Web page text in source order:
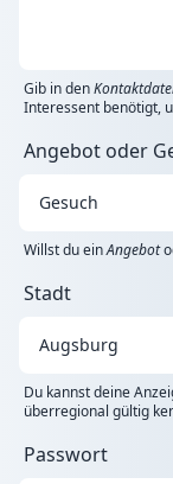
Gib in den
Interessent benötigt,
Angebot oder
Willst du einAngebot
Stadt
Du kannst deine
überregional gültig
Passwort